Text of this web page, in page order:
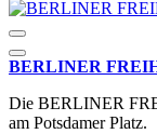
BERLINER
Die BERLINER
am Potsdamer Platz.